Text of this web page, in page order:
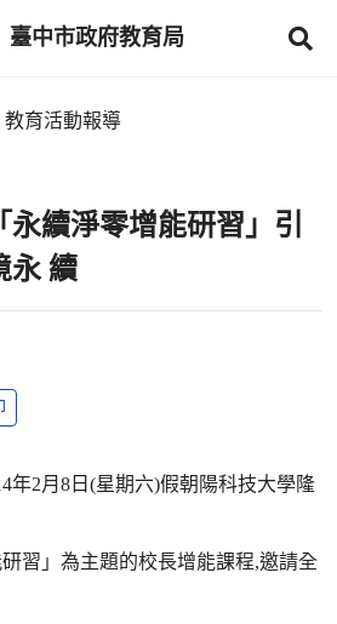
臺中市政府教育局
教育活動報導
續淨零增能研習」引
永 續
年2月8日(星期六)假朝陽科技大學隆
習」為主題的校長增能課程,邀請全